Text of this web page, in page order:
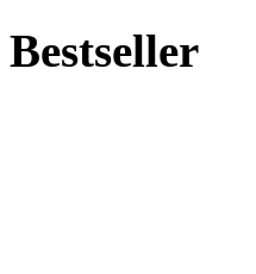
Bestseller